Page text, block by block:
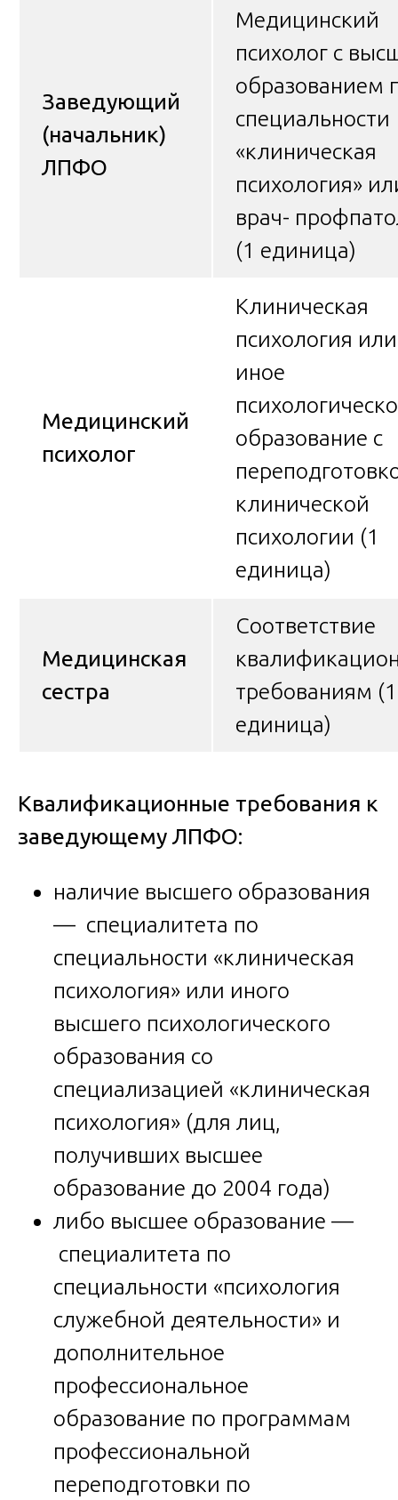
Заведующий
(начальник)
ЛПФО
Медицинский
психолог с
образованием
специальности
«клиническая
психология»
врач-
(1 единица)
Медицинский
психолог
Клиническая
психология или
иное
образование с
клинической
психологии (1
единица)
Медицинская
сестра
Соответствие
требованиям (1
единица)
Квалификационные требования к
заведующему ЛПФО:
наличие высшего образования
— специалитета по
специальности «клиническая
психология» или иного
высшего психологического
образования со
специализацией «клиническая
психология» (для лиц,
получивших высшее
образование до 2004 года)
либо высшее образование —
специалитета по
специальности «психология
служебной деятельности» и
дополнительное
профессиональное
образование по программам
профессиональной
переподготовки по